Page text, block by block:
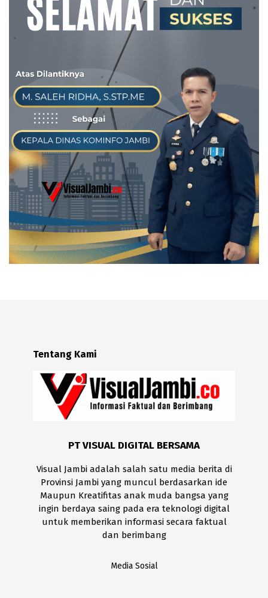
Tentang Kami
PT VISUAL DIGITAL BERSAMA
Visual Jambi adalah salah satu media berita di
Provinsi Jambi yang muncul berdasarkan ide
Maupun Kreatifitas anak muda bangsa yang
ingin berdaya saing pada era teknologi digital
untuk memberikan informasi secara faktual
dan berimbang
Media Sosial